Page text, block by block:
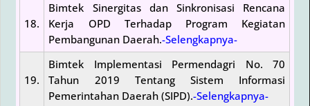
18.
Bimtek Sinergitas dan Sinkronisasi Rencana
Kerja OPD Terhadap Program Kegiatan
Pembangunan Daerah.-Selengkapnya-
19.
Bimtek Implementasi Permendagri No. 70
Tahun 2019 Tentang Sistem Informasi
Pemerintahan Daerah (SIPD).-Selengkapnya-